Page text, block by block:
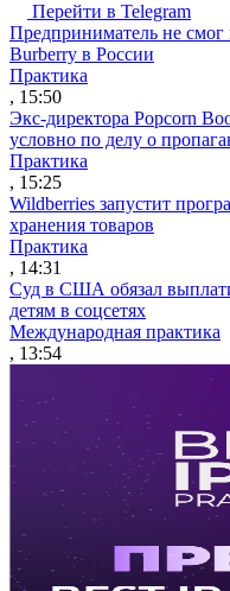
Перейти в Telegram
Предприниматель не смог
Burberry в России
Практика
, 15:50
Экс-директора Popcorn
условно по делу о
Практика
, 15:25
Wildberries запустит
хранения товаров
Практика
, 14:31
Суд в США обязал
детям в соцсетях
Международная практика
, 13:54